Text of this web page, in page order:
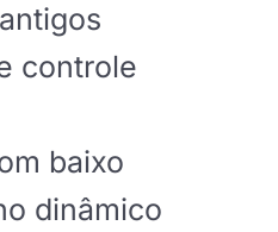
controle
baixo
dinâmico